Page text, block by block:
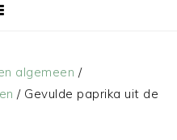
algemeen /
/Gevulde paprika uit de